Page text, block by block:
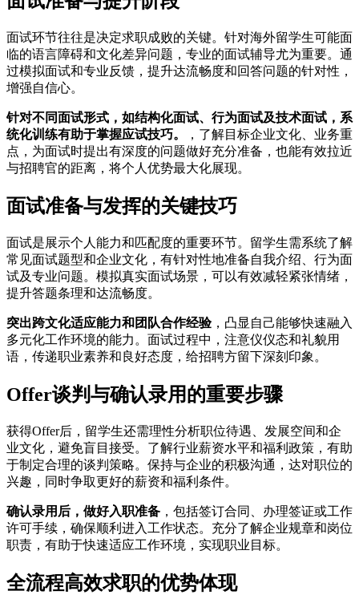
面试环节往往是决定求职成败的关键。针对海外留学生可能面
临的语言障碍和文化差异问题，专业的面试辅导尤为重要。通
过模拟面试和专业反馈，提升达流畅度和回答问题的针对性，
增强自信心。
针对不同面试形式，如结构化面试、行为面试及技术面试，系
统化训练有助于掌握应试技巧。
，了解目标企业文化、业务重
点，为面试时提出有深度的问题做好充分准备，也能有效拉近
与招聘官的距离，将个人优势最大化展现。
面试准备与发挥的关键技巧
面试是展示个人能力和匹配度的重要环节。留学生需系统了解
常见面试题型和企业文化，有针对性地准备自我介绍、行为面
试及专业问题。模拟真实面试场景，可以有效减轻紧张情绪，
提升答题条理和达流畅度。
突出跨文化适应能力和团队合作经验，凸显自己能够快速融入
多元化工作环境的能力。面试过程中，注意仪仪态和礼貌用
语，传递职业素养和良好态度，给招聘方留下深刻印象。
Offer谈判与确认录用的重要步骤
获得Offer后，留学生还需理性分析职位待遇、发展空间和企
业文化，避免盲目接受。了解行业薪资水平和福利政策，有助
于制定合理的谈判策略。保持与企业的积极沟通，达对职位的
兴趣，同时争取更好的薪资和福利条件。
确认录用后，做好入职准备 ，包括签订合同、办理签证或工作
许可手续，确保顺利进入工作状态。充分了解企业规章和岗位
职责，有助于快速适应工作环境，实现职业目标。
全流程高效求职的优势体现